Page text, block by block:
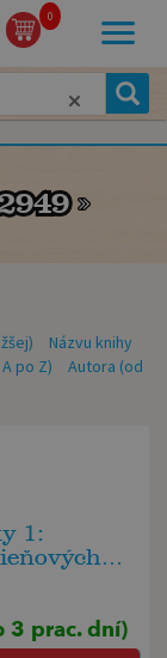
0
Názvu knihy
po Z)
Autora (od
1:
3 prac. dní)